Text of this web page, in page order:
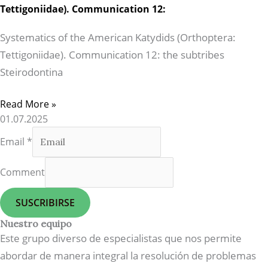
Tettigoniidae). Communication 12:
Systematics of the American Katydids (Orthoptera:
Tettigoniidae). Communication 12: the subtribes
Steirodontina
Read More »
01.07.2025
Email *
Comment
SUSCRIBIRSE
Nuestro equipo
Este grupo diverso de especialistas que nos permite
abordar de manera integral la resolución de problemas